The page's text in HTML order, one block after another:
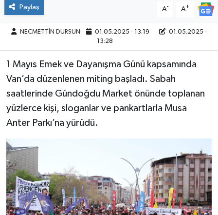
Paylaş A- A+
NECMETTİN DURSUN 01.05.2025 - 13:19
01.05.2025 -
13:28
1 Mayıs Emek ve Dayanışma Günü kapsamında
Van’da düzenlenen miting başladı. Sabah
saatlerinde Gündoğdu Market önünde toplanan
yüzlerce kişi, sloganlar ve pankartlarla Musa
Anter Parkı’na yürüdü.